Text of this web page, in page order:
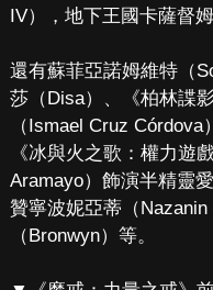
IV），地下王國卡薩督姆
還有蘇菲亞諾姆維特（
莎（Disa）、《柏林諜
（Ismael Cruz Córdova
《冰與火之歌：權力遊
Aramayo）飾演半精靈
贊寧波妮亞蒂（
（Bronwyn）等。